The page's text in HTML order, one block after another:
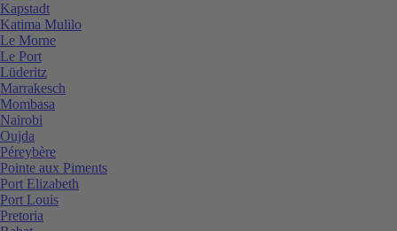
Kapstadt
Katima Mulilo
Le Morne
Le Port
Lüderitz
Marrakesch
Mombasa
Nairobi
Oujda
Péreybère
Pointe aux Piments
Port Elizabeth
Port Louis
Pretoria